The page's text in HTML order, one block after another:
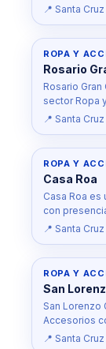
📍 Santa
ROPA Y
Rosario
Rosario
sector Ropa
📍 Santa
ROPA Y
Casa Roa
Casa Roa
con
📍 Santa
ROPA Y
San
San Lorenzo
Accesorios
📍 Santa